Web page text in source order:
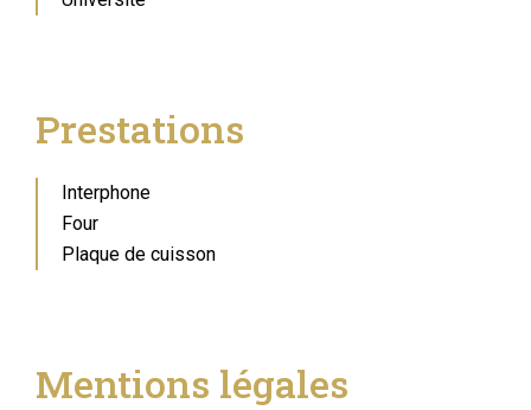
Prestations
Interphone
Four
Plaque de cuisson
Mentions légales